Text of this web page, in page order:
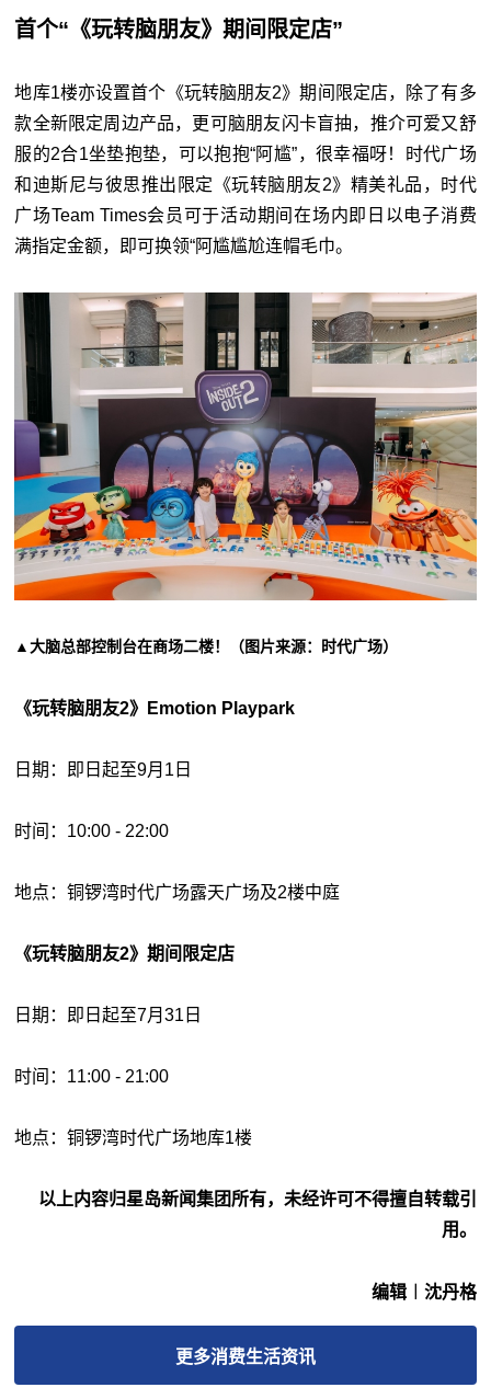
首个“《玩转脑朋友》期间限定店”
地库1楼亦设置首个《玩转脑朋友2》期间限定店，除了有多
款全新限定周边产品，更可脑朋友闪卡盲抽，推介可爱又舒
服的2合1坐垫抱垫，可以抱抱“阿尴”，很幸福呀！时代广场
和迪斯尼与彼思推出限定《玩转脑朋友2》精美礼品，时代
广场Team Times会员可于活动期间在场内即日以电子消费
满指定金额，即可换领“阿尴尴尬连帽毛巾。
▲大脑总部控制台在商场二楼！（图片来源：时代广场）
《玩转脑朋友2》Emotion Playpark
日期：即日起至9月1日
时间：10:00 - 22:00
地点：铜锣湾时代广场露天广场及2楼中庭
《玩转脑朋友2》期间限定店
日期：即日起至7月31日
时间：11:00 - 21:00
地点：铜锣湾时代广场地库1楼
以上内容归星岛新闻集团所有，未经许可不得擅自转载引
用。
编辑︱沈丹格
更多消费生活资讯